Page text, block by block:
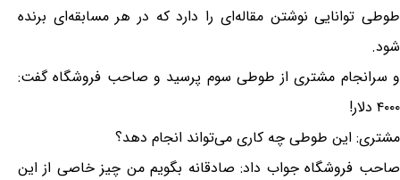
طوطی توانایی نوشتن مقاله‌ای را دارد که در هر مسابقه‌ای برنده
شود.
و سرانجام مشتری از طوطی سوم پرسید و صاحب فروشگاه گفت:
۴۰۰۰ دلار!
مشتری: این طوطی چه کاری می‌تواند انجام دهد؟
صاحب فروشگاه جواب داد: صادقانه بگویم من چیز خاصی از این